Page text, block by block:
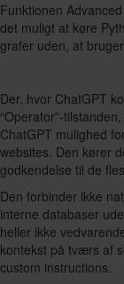
Funktionen
det muligt at køre
grafer uden, at
Der, hvor ChatGPT
“Operator”-
ChatGPT mulighed
websites. Den kører
godkendelse til de
Den forbinder ikke
interne databaser
heller ikke
kontekst på tværs af
custom instructions.